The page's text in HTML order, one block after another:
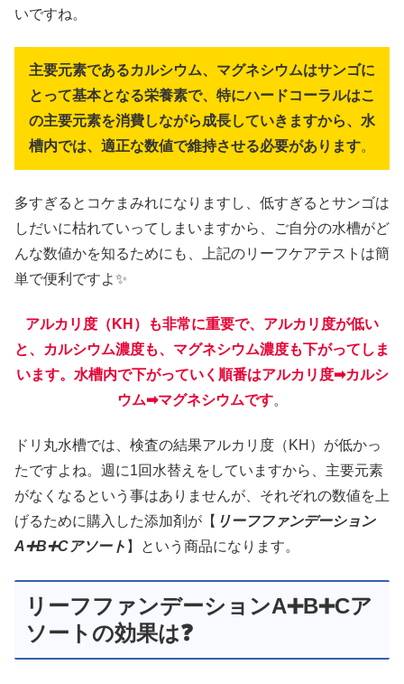
いですね。
主要元素であるカルシウム、マグネシウムはサンゴに
とって基本となる栄養素で、特にハードコーラルはこ
の主要元素を消費しながら成長していきますから、水
槽内では、適正な数値で維持させる必要があります。
多すぎるとコケまみれになりますし、低すぎるとサンゴは
しだいに枯れていってしまいますから、ご自分の水槽がど
んな数値かを知るためにも、上記のリーフケアテストは簡
単で便利ですよ✨
アルカリ度（KH）も非常に重要で、アルカリ度が低い
と、カルシウム濃度も、マグネシウム濃度も下がってしま
います。水槽内で下がっていく順番はアルカリ度➡カルシ
ウム➡マグネシウムです。
ドリ丸水槽では、検査の結果アルカリ度（KH）が低かっ
たですよね。週に1回水替えをしていますから、主要元素
がなくなるという事はありませんが、それぞれの数値を上
げるために購入した添加剤が【 リーフファンデーション
A➕B➕Cアソート 】という商品になります。
リーフファンデーションA➕B➕Cア
ソートの効果は❓